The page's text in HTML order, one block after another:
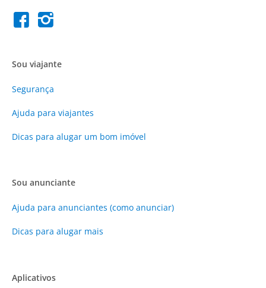
Sou viajante
Segurança
Ajuda para viajantes
Dicas para alugar um bom imóvel
Sou anunciante
Ajuda para anunciantes (como anunciar)
Dicas para alugar mais
Aplicativos